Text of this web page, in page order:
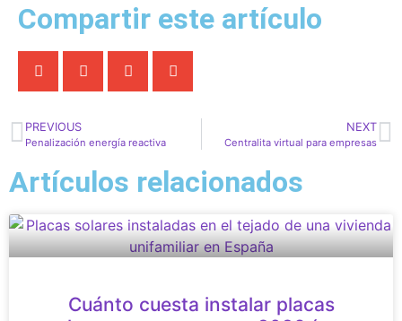
Compartir este artículo
PREVIOUS
Penalización energía reactiva
NEXT
Centralita virtual para empresas
Artículos relacionados
Cuánto cuesta instalar placas